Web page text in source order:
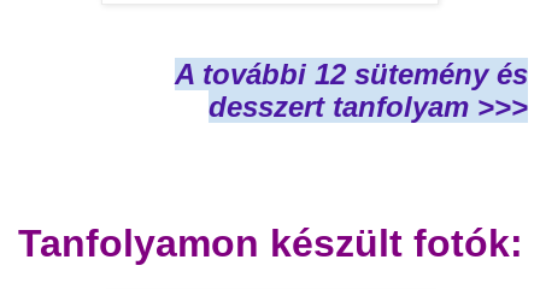
A további 12 sütemény és
desszert tanfolyam >>>
Tanfolyamon készült fotók: